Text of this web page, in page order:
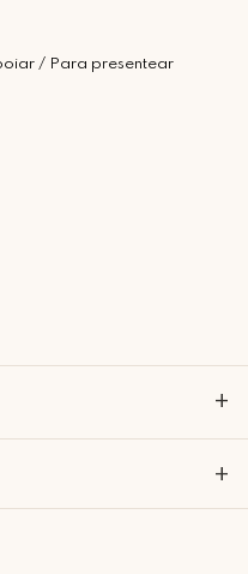
/ Para presentear
+
paredes em expressões de+